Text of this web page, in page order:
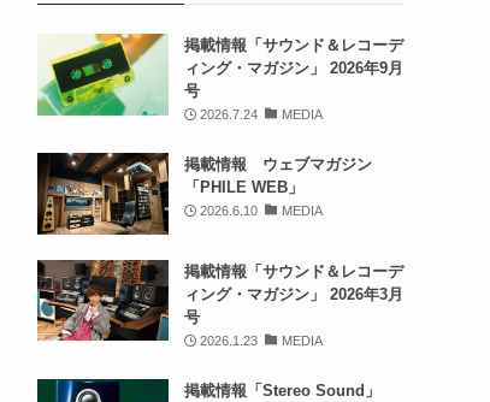
掲載情報「サウンド＆レコーデ
ィング・マガジン」 2026年9月
号
2026.7.24 MEDIA
掲載情報 ウェブマガジン
「PHILE WEB」
2026.6.10 MEDIA
掲載情報「サウンド＆レコーデ
ィング・マガジン」 2026年3月
号
2026.1.23 MEDIA
掲載情報「Stereo Sound」